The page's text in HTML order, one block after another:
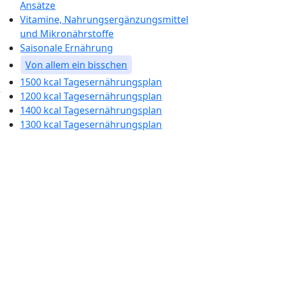
Ansätze
Vitamine, Nahrungsergänzungsmittel
und Mikronährstoffe
Saisonale Ernährung
Von allem ein bisschen
1500 kcal Tagesernährungsplan
1200 kcal Tagesernährungsplan
1400 kcal Tagesernährungsplan
1300 kcal Tagesernährungsplan